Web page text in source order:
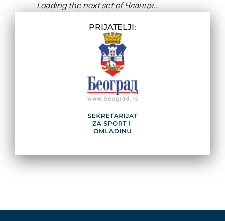
STARTU SP
prvenstvu divizije dva grupe A u Litvaniji. [...]